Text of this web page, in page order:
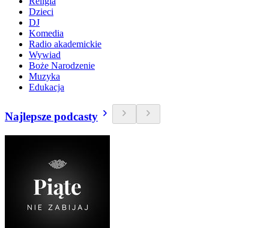
Dzieci
DJ
Komedia
Radio akademickie
Wywiad
Boże Narodzenie
Muzyka
Edukacja
Najlepsze podcasty